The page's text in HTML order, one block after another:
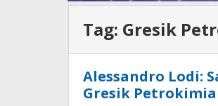
Tag: Gresik
Alessandro Lodi:
Gresik Petrokimia